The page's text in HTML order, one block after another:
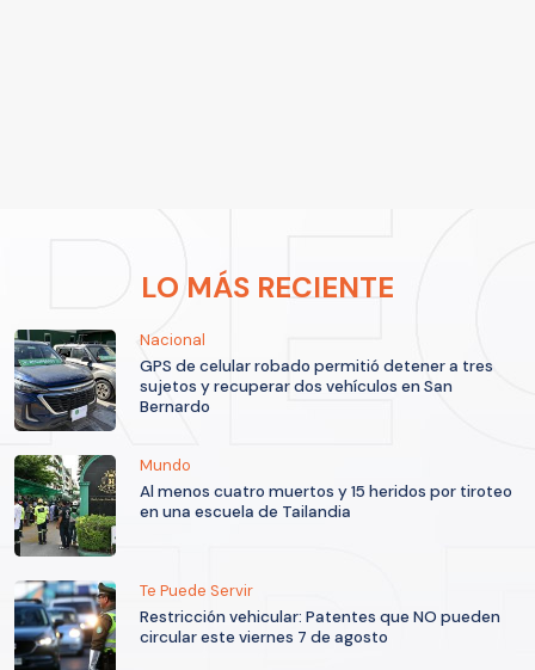
LO MÁS RECIENTE
Nacional
GPS de celular robado permitió detener a tres
sujetos y recuperar dos vehículos en San
Bernardo
Mundo
Al menos cuatro muertos y 15 heridos por tiroteo
en una escuela de Tailandia
Te Puede Servir
Restricción vehicular: Patentes que NO pueden
circular este viernes 7 de agosto